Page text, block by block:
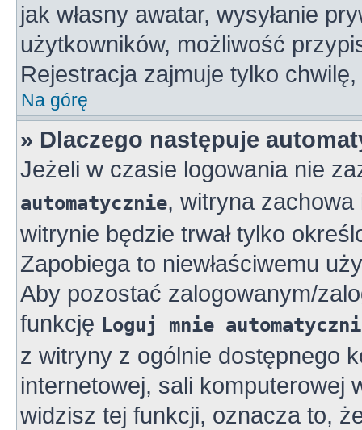
jak własny awatar, wysyłanie
użytkowników, możliwość
Rejestracja zajmuje tylko
Na górę
» Dlaczego następuje
Jeżeli w czasie logowania nie
automatycznie, witryna
witrynie będzie trwał tylko
Zapobiega to niewłaściwemu
Aby pozostać zalogowanym/
funkcję Loguj mnie
z witryny z ogólnie dostępnego
internetowej, sali komputerowej
widzisz tej funkcji, oznacza to,